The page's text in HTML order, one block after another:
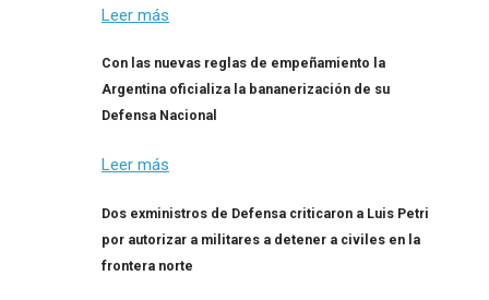
Leer más
Con las nuevas reglas de empeñamiento la
Argentina oficializa la bananerización de su
Defensa Nacional
Leer más
Dos exministros de Defensa criticaron a Luis Petri
por autorizar a militares a detener a civiles en la
frontera norte